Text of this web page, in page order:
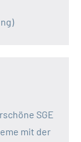
SGE
mit der